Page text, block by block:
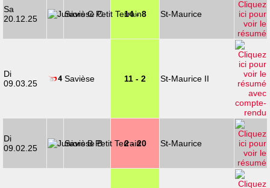
Sa
20.12.25
Savièse C 14 - 8 St-Maurice
Di
09.03.25
Savièse 11 - 2 St-Maurice II
Di
09.02.25
Savièse B 2 - 20 St-Maurice